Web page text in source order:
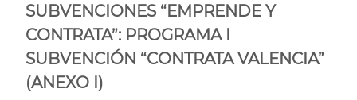
SUBVENCIONES “EMPRENDE Y
CONTRATA”: PROGRAMA I
SUBVENCIÓN “CONTRATA VALENCIA”
(ANEXO I)